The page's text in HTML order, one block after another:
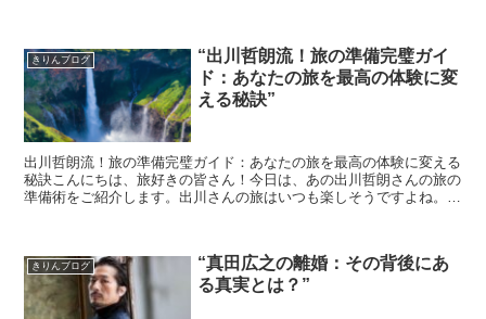
きりんブログ
“出川哲朗流！旅の準備完璧ガイ
ド：あなたの旅を最高の体験に変
える秘訣”
出川哲朗流！旅の準備完璧ガイド：あなたの旅を最高の体験に変える
秘訣こんにちは、旅好きの皆さん！今日は、あの出川哲朗さんの旅の
準備術をご紹介します。出川さんの旅はいつも楽しそうですよね。そ
きりんブログ
“真田広之の離婚：その背後にあ
る真実とは？”